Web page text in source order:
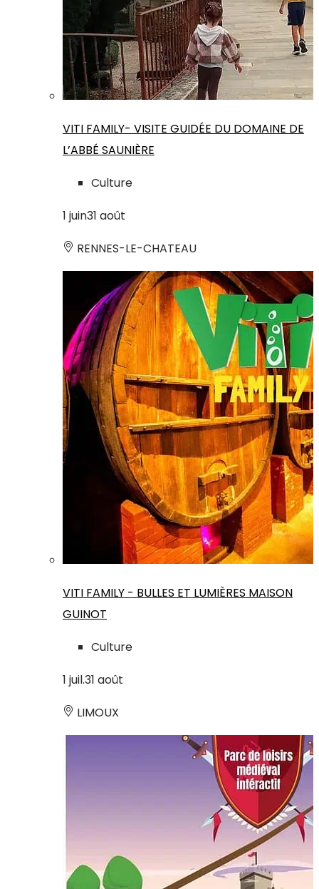
VITI FAMILY- VISITE GUIDÉE DU DOMAINE DE
L’ABBÉ SAUNIÈRE
Culture
1 juin31 août
RENNES-LE-CHATEAU
VITI FAMILY - BULLES ET LUMIÈRES MAISON
GUINOT
Culture
1 juil.31 août
LIMOUX